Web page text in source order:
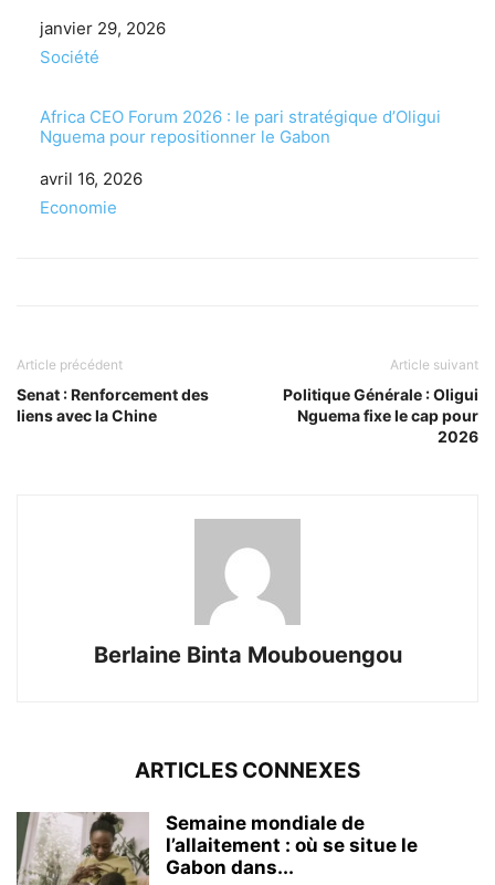
Date
janvier 29, 2026
Par rapport à
Société
Africa CEO Forum 2026 : le pari stratégique d’Oligui
Nguema pour repositionner le Gabon
Date
avril 16, 2026
Par rapport à
Economie
Article précédent
Senat : Renforcement des
liens avec la Chine
Article suivant
Politique Générale : Oligui
Nguema fixe le cap pour
2026
Berlaine Binta Moubouengou
ARTICLES CONNEXES
Semaine mondiale de
l’allaitement : où se situe le
Gabon dans...